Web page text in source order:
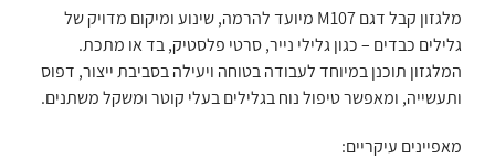
מלגזון קבל דגם M107 מיועד להרמה, שינוע ומיקום מדויק של
גלילים כבדים – כגון גלילי נייר, סרטי פלסטיק, בד או מתכת.
המלגזון תוכנן במיוחד לעבודה בטוחה ויעילה בסביבת ייצור, דפוס
ותעשייה, ומאפשר טיפול נוח בגלילים בעלי קוטר ומשקל משתנים.
מאפיינים עיקריים: